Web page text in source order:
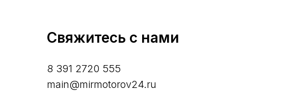
Свяжитесь с нами
8 391 2720 555
main@mirmotorov24.ru